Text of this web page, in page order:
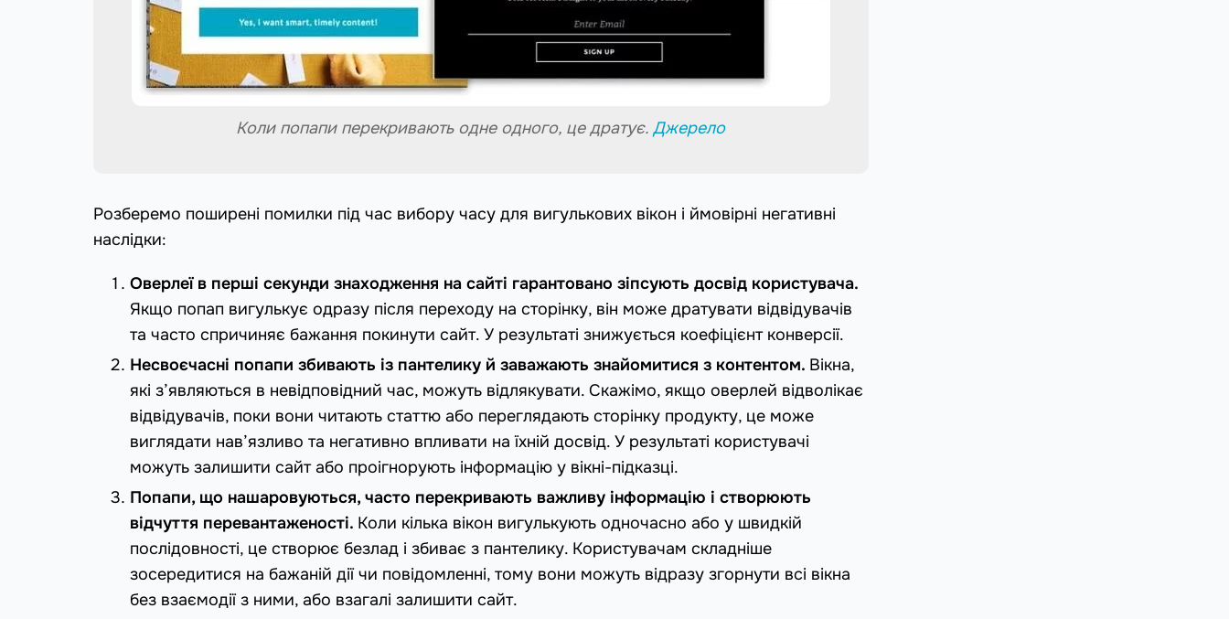
Коли попапи перекривають одне одного, це дратує.Джерело
Розберемо поширені помилки під час вибору часу для вигулькових вікон і ймовірні негативні
наслідки:
Оверлеї в перші секунди знаходження на сайті гарантовано зіпсують досвід користувача.
Якщо попап вигулькує одразу після переходу на сторінку, він може дратувати відвідувачів
та часто спричиняє бажання покинути сайт. У результаті знижується коефіцієнт конверсії.
Несвоєчасні попапи збивають із пантелику й заважають знайомитися з контентом. Вікна,
які з’являються в невідповідний час, можуть відлякувати. Скажімо, якщо оверлей відволікає
відвідувачів, поки вони читають статтю або переглядають сторінку продукту, це може
виглядати нав’язливо та негативно впливати на їхній досвід. У результаті користувачі
можуть залишити сайт або проігнорують інформацію у вікні-підказці.
Попапи, що нашаровуються, часто перекривають важливу інформацію і створюють
відчуття перевантаженості. Коли кілька вікон вигулькують одночасно або у швидкій
послідовності, це створює безлад і збиває з пантелику. Користувачам складніше
зосередитися на бажаній дії чи повідомленні, тому вони можуть відразу згорнути всі вікна
без взаємодії з ними, або взагалі залишити сайт.